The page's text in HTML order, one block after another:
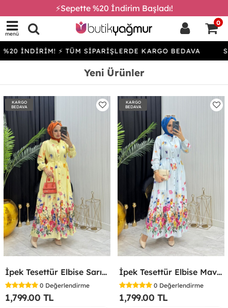
⚡Sepette %20 İndirim Başladı!
menü
0
⚡ TÜM SİPARİŞLERDE KARGO BEDAVA SEPETTE
Yeni Ürünler
KARGO
BEDAVA
İpek Tesettür Elbise Sarı Sarı
0 Değerlendirme
1,799.00 TL
KARGO
BEDAVA
İpek Tesettür Elbise Mavi Mavi
0 Değerlendirme
1,799.00 TL